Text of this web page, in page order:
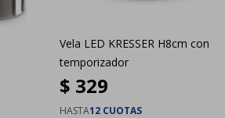
Vela LED KRESSER H8cm con
temporizador
$ 329
HASTA12 CUOTAS